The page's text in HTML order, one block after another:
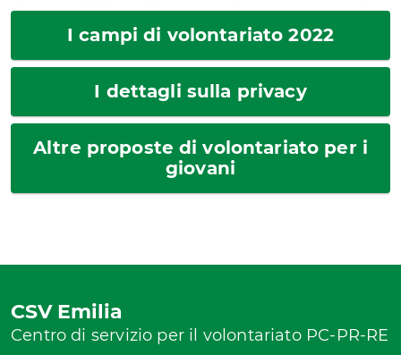
I campi di volontariato 2022
I dettagli sulla privacy
Altre proposte di volontariato per i
giovani
CSV Emilia
Centro di servizio per il volontariato PC-PR-RE